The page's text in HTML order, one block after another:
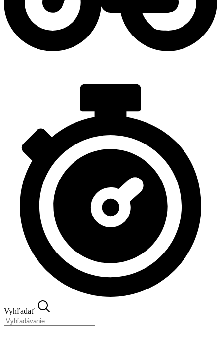
Vyhľadať